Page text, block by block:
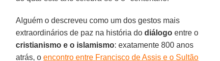
Alguém o descreveu como um dos gestos mais
extraordinários de paz na história dodiálogo entre o
cristianismo e o islamismo: exatamente 800 anos
atrás, oencontro entre Francisco de Assis e o Sultão